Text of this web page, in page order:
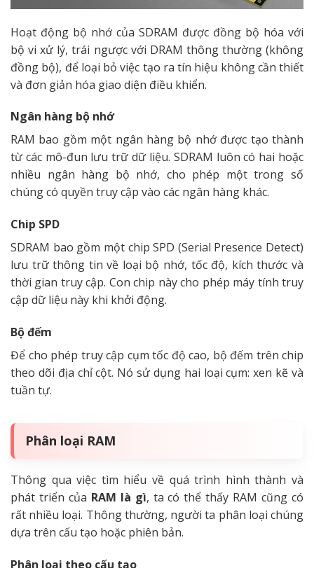
Hoạt động bộ nhớ của SDRAM được đồng bộ hóa với
bộ vi xử lý, trái ngược với DRAM thông thường (không
đồng bộ), để loại bỏ việc tạo ra tín hiệu không cần thiết
và đơn giản hóa giao diện điều khiển.
Ngân hàng bộ nhớ
RAM bao gồm một ngân hàng bộ nhớ được tạo thành
từ các mô-đun lưu trữ dữ liệu. SDRAM luôn có hai hoặc
nhiều ngân hàng bộ nhớ, cho phép một trong số
chúng có quyền truy cập vào các ngân hàng khác.
Chip SPD
SDRAM bao gồm một chip SPD (Serial Presence Detect)
lưu trữ thông tin về loại bộ nhớ, tốc độ, kích thước và
thời gian truy cập. Con chip này cho phép máy tính truy
cập dữ liệu này khi khởi động.
Bộ đếm
Để cho phép truy cập cụm tốc độ cao, bộ đếm trên chip
theo dõi địa chỉ cột. Nó sử dụng hai loại cụm: xen kẽ và
tuần tự.
Phân loại RAM
Thông qua việc tìm hiểu về quá trình hình thành và
phát triển của RAM là gì, ta có thể thấy RAM cũng có
rất nhiều loại. Thông thường, người ta phân loại chúng
dựa trên cấu tạo hoặc phiên bản.
Phân loại theo cấu tạo